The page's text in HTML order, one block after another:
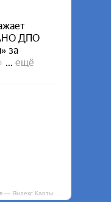
— Яндекс Карты